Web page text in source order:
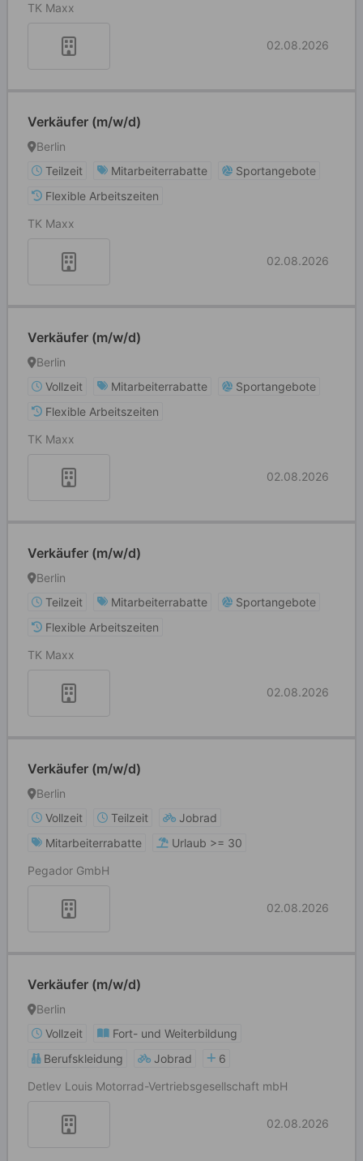
TK Maxx
02.08.2026
Verkäufer (m/w/d)
Berlin
Teilzeit
Mitarbeiterrabatte
Sportangebote
Flexible Arbeitszeiten
TK Maxx
02.08.2026
Verkäufer (m/w/d)
Berlin
Vollzeit
Mitarbeiterrabatte
Sportangebote
Flexible Arbeitszeiten
TK Maxx
02.08.2026
Verkäufer (m/w/d)
Berlin
Teilzeit
Mitarbeiterrabatte
Sportangebote
Flexible Arbeitszeiten
TK Maxx
02.08.2026
Verkäufer (m/w/d)
Berlin
Vollzeit
Teilzeit
Jobrad
Mitarbeiterrabatte
Urlaub >= 30
Pegador GmbH
02.08.2026
Verkäufer (m/w/d)
Berlin
Vollzeit
Fort- und Weiterbildung
Berufskleidung
Jobrad
6
Detlev Louis Motorrad-Vertriebsgesellschaft mbH
02.08.2026